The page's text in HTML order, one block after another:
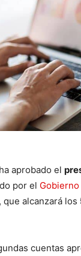
ha aprobado el
por el Gobierno
alcanzará los
cuentas